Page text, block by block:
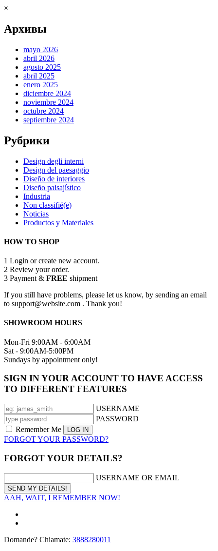
×
Архивы
mayo 2026
abril 2026
agosto 2025
abril 2025
enero 2025
diciembre 2024
noviembre 2024
octubre 2024
septiembre 2024
Рубрики
Design degli interni
Design del paesaggio
Diseño de interiores
Diseño paisajístico
Industria
Non classifié(e)
Noticias
Productos y Materiales
HOW TO SHOP
1 Login or create new account.
2 Review your order.
3 Payment & FREE shipment
If you still have problems, please let us know, by sending an email
to support@website.com . Thank you!
SHOWROOM HOURS
Mon-Fri 9:00AM - 6:00AM
Sat - 9:00AM-5:00PM
Sundays by appointment only!
SIGN IN YOUR ACCOUNT TO HAVE ACCESS
TO DIFFERENT FEATURES
USERNAME
PASSWORD
Remember Me
FORGOT YOUR PASSWORD?
FORGOT YOUR DETAILS?
USERNAME OR EMAIL
AAH, WAIT, I REMEMBER NOW!
Domande? Chiamate: 3888280011